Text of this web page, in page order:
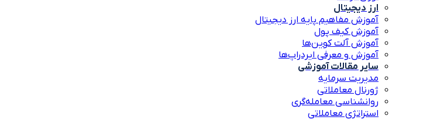
ارز دیجیتال
آموزش مفاهیم پایه ارز دیجیتال
آموزش کیف پول
آموزش آلت کوین‌ها
آموزش و معرفی ایردراپ‌ها
سایر مقالات آموزشی
مدیریت سرمایه
ژورنال معاملاتی
روانشناسی معامله‌گری
استراتژی معاملاتی